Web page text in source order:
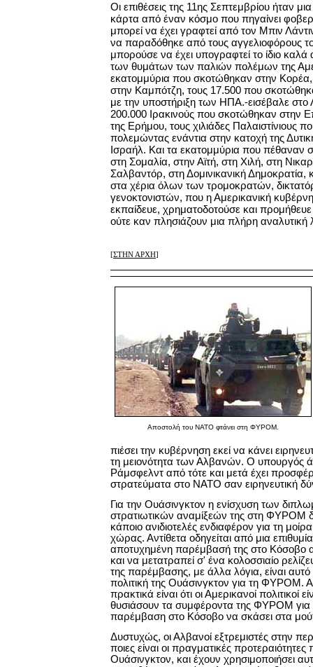
Οι επιθέσεις της 11ης Σεπτεμβρίου ήταν
κάρτα από έναν κόσμο που πηγαίνει
μπορεί να έχει γραφτεί από τον Μπιν
να παραδόθηκε από τους αγγελιοφόρους
μπορούσε να έχει υπογραφτεί το ίδιο
των θυμάτων των παλιών πολέμων της
εκατομμύρια που σκοτώθηκαν στην Κορέα,
στην Καμπότζη, τους 17.500 που
με την υποστήριξη των ΗΠΑ.-εισέβαλε στο
200.000 Ιρακινούς που σκοτώθηκαν στην
της Ερήμου, τους χιλιάδες Παλαιστίνιους
πολεμώντας ενάντια στην κατοχή της
Ισραήλ. Και τα εκατομμύρια που πέθαναν
στη Σομαλία, στην Αϊτή, στη Χιλή, στη
Σαλβαντόρ, στη Δομινικανική
στα χέρια όλων των τρομοκρατών,
γενοκτονιστών, που η Αμερικανική
εκπαίδευε, χρηματοδοτούσε και
ούτε καν πλησιάζουν μια πλήρη αναλυτική
[ΣΤΗΝ ΑΡΧΗ]
Αποστολή του ΝATO φτάνει στη ΦΥΡΟΜ.
πιέσει την κυβέρνηση εκεί να κάνει
τη μειονότητα των Αλβανών. Ο υπουργός
Ράμσφελντ από τότε και μετά έχει
στρατεύματα στο ΝΑΤΟ σαν ειρηνευτική
Για την Ουάσινγκτον η ενίσχυση των
στρατιωτικών αναμίξεών της στη ΦΥΡΟΜ
κάποιο ανιδιοτελές ενδιαφέρον για τη
χώρας. Αντίθετα οδηγείται από μια
αποτυχημένη παρέμβασή της στο Κόσοβο
και να μετατραπεί σ' ένα κολοσσιαίο
της παρέμβασης, με άλλα λόγια, είναι αυτό
πολιτική της Ουάσινγκτον για τη ΦΥΡΟΜ.
πρακτικά είναι ότι οι Αμερικανοί πολιτικοί
θυσιάσουν τα συμφέροντα της ΦΥΡΟΜ για
παρέμβαση στο Κόσοβο να σκάσει στα
Δυστυχώς, οι Αλβανοί εξτρεμιστές στην
ποιες είναι οι πραγματικές προτεραιότητες
Ουάσινγκτον, και έχουν χρησιμοποιήσει